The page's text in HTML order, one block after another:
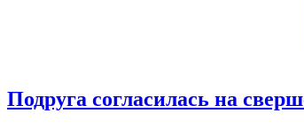
Подруга согласилась на